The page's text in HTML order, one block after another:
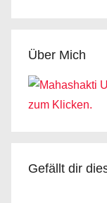
Über Mich
Gefällt dir